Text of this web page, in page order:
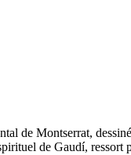
de Montserrat,
de Gaudí,